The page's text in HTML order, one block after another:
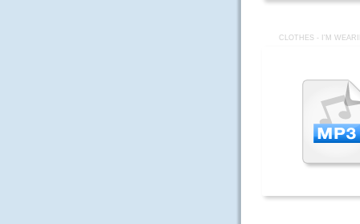
CLOTHES - I'M